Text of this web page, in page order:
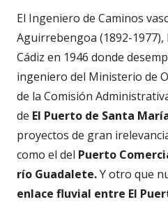
El Ingeniero de Caminos
Aguirrebengoa (1892-
Cádiz en 1946 donde
ingeniero del Ministerio de
de la Comisión
de El Puerto de Santa
proyectos de gran
como el del Puerto
río Guadalete.Y otro que
enlace fluvial entre El